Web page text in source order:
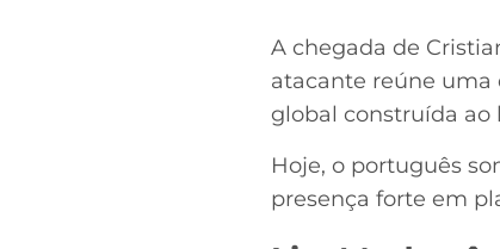
A chegada de
atacante reúne uma
global construída ao
Hoje, o português
presença forte em